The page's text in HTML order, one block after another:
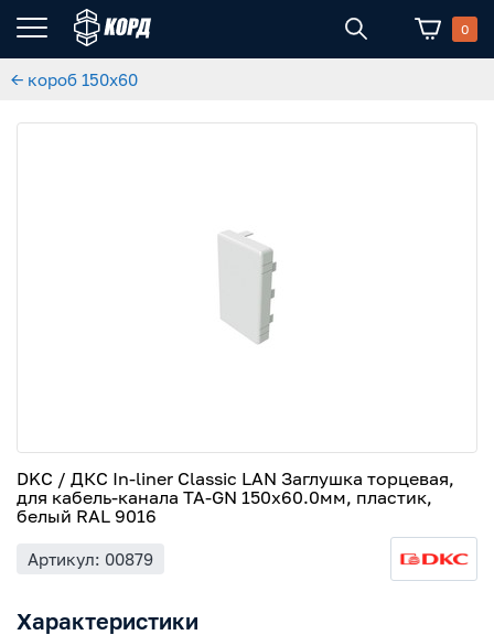
0
← короб 150x60
DKC / ДКС In-liner Classic LAN Заглушка торцевая,
для кабель-канала TA-GN 150х60.0мм, пластик,
белый RAL 9016
Артикул: 00879
Характеристики